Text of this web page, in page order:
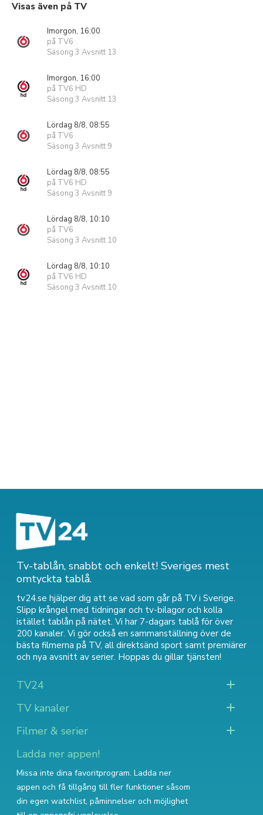
Visas även på TV
Imorgon, 16:00
på TV6
Säsong 3 Avsnitt 13
Imorgon, 16:00
på TV6 HD
Säsong 3 Avsnitt 13
Lördag 8/8, 08:55
på TV6
Säsong 3 Avsnitt 9
Lördag 8/8, 08:55
på TV6 HD
Säsong 3 Avsnitt 9
Lördag 8/8, 10:10
på TV6
Säsong 3 Avsnitt 10
Lördag 8/8, 10:10
på TV6 HD
Säsong 3 Avsnitt 10
Tv-tablån, snabbt och enkelt! Sveriges mest
omtyckta tablå.
tv24.se hjälper dig att se vad som går på TV i Sverige.
Slipp krångel med tidningar och tv-bilagor och kolla
istället tablån på nätet. Vi har 7-dagars tablå för över
200 kanaler. Vi gör också en sammanställning över de
bästa filmerna på TV, all direktsänd sport samt premiärer
och nya avsnitt av serier. Hoppas du gillar tjänsten!
TV24
TV kanaler
Filmer & serier
Ladda ner appen!
Missa inte dina favoritprogram. Ladda ner
appen och få tillgång till fler funktioner såsom
din egen watchlist, påminnelser och möjlighet